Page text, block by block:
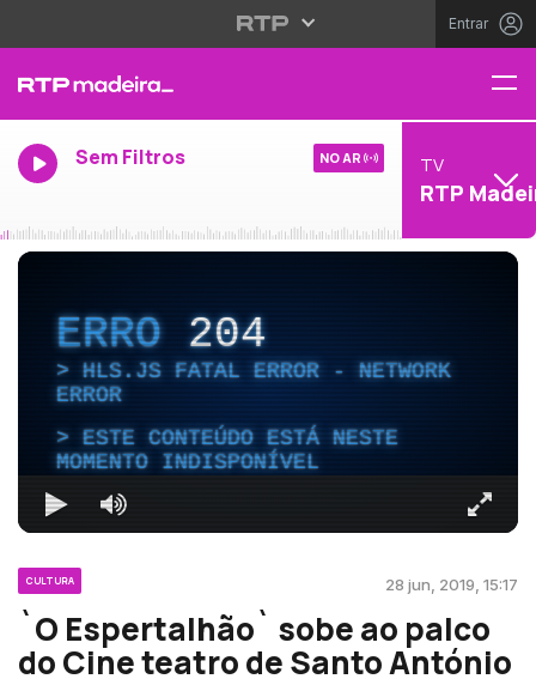
Entrar
Sem Filtros NO AR TV
RTP
ERRO204
HLS.JS FATAL ERROR - NETWORK
ERROR
ESTE CONTEÚDO ESTÁ NESTE
MOMENTO INDISPONÍVEL
CULTURA 28 jun, 2019, 15:17
`O Espertalhão` sobe ao palco
do Cine teatro de Santo António